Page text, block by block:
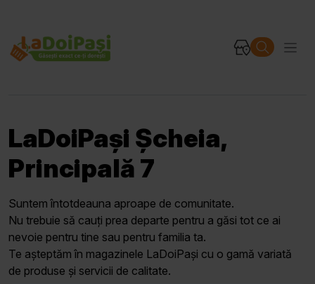
LaDoiPași Șcheia,
Principală 7
Suntem întotdeauna aproape de comunitate.
Nu trebuie să cauți prea departe pentru a găsi tot ce ai
nevoie pentru tine sau pentru familia ta.
Te așteptăm în magazinele LaDoiPași cu o gamă variată
de produse și servicii de calitate.